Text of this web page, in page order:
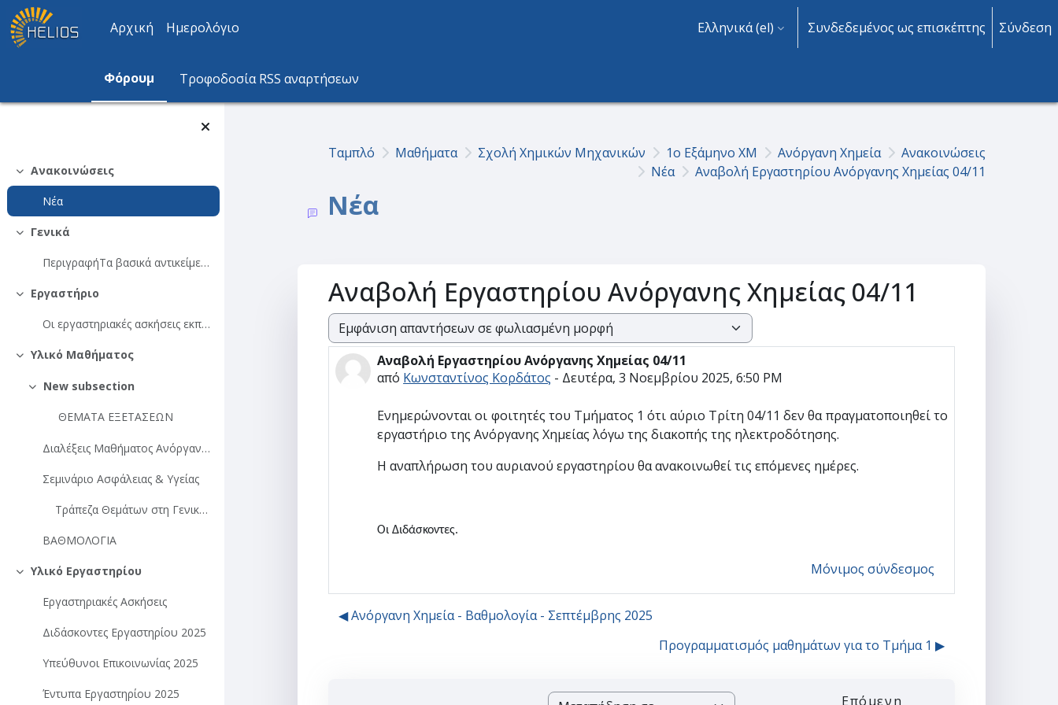
Μετάβαση στο κεντρικό περιεχόμενο
Αρχική
Ημερολόγιο Ελληνικά ‎(el)‎ Συνδεδεμένος ως επισκέπτης Σύνδεση
Φόρουμ Τροφοδοσία RSS αναρτήσεων
Σύμπτυξη
Ανακοινώσεις
Νέα
Σύμπτυξη
Γενικά
ΠεριγραφήΤα βασικά αντικείμενα του μαθήματος είναι...
Σύμπτυξη
Εργαστήριο
Οι εργαστηριακές ασκήσεις εκπονούνται στα Εργαστήρ...
Σύμπτυξη
Υλικό Μαθήματος
Σύμπτυξη
New subsection
ΘΕΜΑΤΑ ΕΞΕΤΑΣΕΩΝ
Διαλέξεις Μαθήματος Ανόργανης Χημείας
Σεμινάριο Ασφάλειας & Υγείας
Τράπεζα Θεμάτων στη Γενική Ανόργανη ΧημείαΤράπεζα ...
ΒΑΘΜΟΛΟΓΙΑ
Σύμπτυξη
Υλικό Εργαστηρίου
Εργαστηριακές Ασκήσεις
Διδάσκοντες Εργαστηρίου 2025
Υπεύθυνοι Επικοινωνίας 2025
Έντυπα Εργαστηρίου 2025
Ταμπλό Μαθήματα Σχολή Χημικών Μηχανικών 1ο Εξάμηνο ΧΜ Ανόργανη Χημεία
Ανακοινώσεις
Νέα
Αναβολή Εργαστηρίου Ανόργανης Χημείας 04/11
Νέα
Αναβολή Εργαστηρίου Ανόργανης Χημείας 04/11
Λειτουργία εμφάνισης
Αναβολή Εργαστηρίου Ανόργανης Χημείας 04/11
από Κωνσταντίνος Κορδάτος - Δευτέρα, 3 Νοεμβρίου 2025, 6:50 PM
Αριθμός απαντήσεων: 0
Ενημερώνονται οι φοιτητές του Τμήματος 1 ότι αύριο Τρίτη 04/11 δεν θα πραγματοποιηθεί το
εργαστήριο της Ανόργανης Χημείας λόγω της διακοπής της ηλεκτροδότησης.
Η αναπλήρωση του αυριανού εργαστηρίου θα ανακοινωθεί τις επόμενες ημέρες.
Οι Διδάσκοντες.
Μόνιμος σύνδεσμος
◀︎ Ανόργανη Χημεία - Βαθμολογία - Σεπτέμβρης 2025
Προγραμματισμός μαθημάτων για το Τμήμα 1 ▶︎
Επόμενη